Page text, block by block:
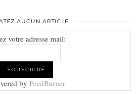
AUCUN ARTICLE
votre adresse mail:
by FeedBurner